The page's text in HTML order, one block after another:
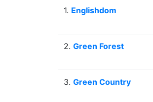
1. Englishdom
2. Green Forest
3. Green Country